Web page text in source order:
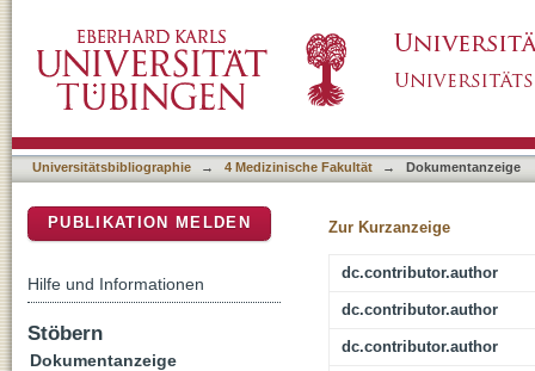
Universitätsbibliographie → 4 Medizinische Fakultät → Dokumentanzeige
Zur Kurzanzeige
dc.contributor.author
dc.contributor.author
dc.contributor.author
PUBLIKATION MELDEN
Hilfe und Informationen
Stöbern
Dokumentanzeige